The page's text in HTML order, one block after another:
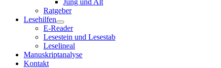
Jung und Alt
Ratgeber
Lesehilfen
E-Reader
Lesestein und Lesestab
Leselineal
Manuskriptanalyse
Kontakt